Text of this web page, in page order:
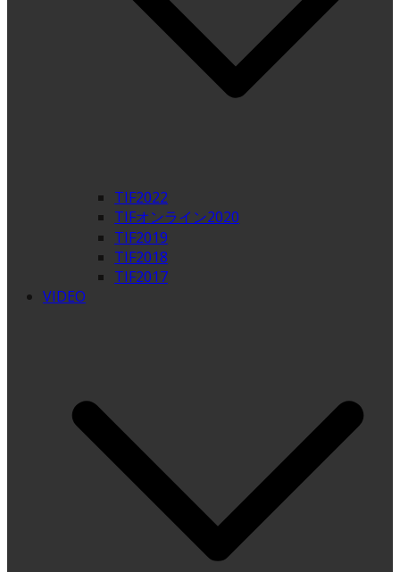
TIF2022
TIFオンライン2020
TIF2019
TIF2018
TIF2017
VIDEO